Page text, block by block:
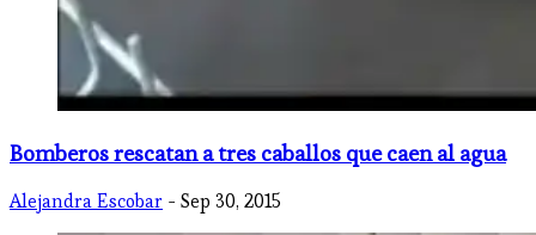
​Bomberos rescatan a tres caballos que caen al agua
Alejandra Escobar - Sep 30, 2015